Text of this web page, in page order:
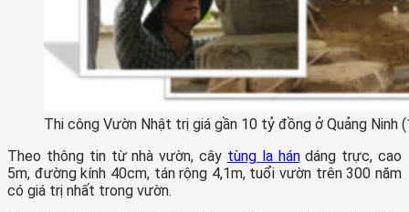
Thi công Vườn Nhật trị giá gần 10 tỷ đồng ở Quảng Ninh
Theo thông tin từ nhà vườn, cây tùng la hándáng trực, cao
5m, đường kính 40cm, tán rộng 4,1m, tuổi vườn trên 300 năm
có giá trị nhất trong vườn.